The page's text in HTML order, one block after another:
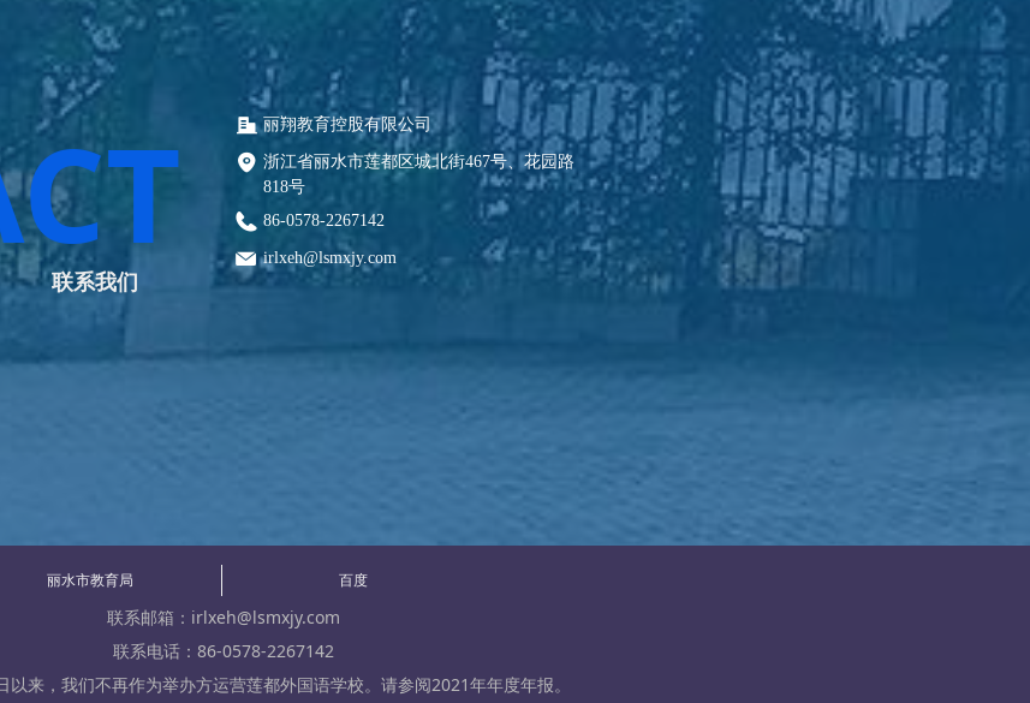
丽翔教育控股有限公司
浙江省丽水市莲都区城北街467号、花园路
818号
86-0578-2267142
irlxeh@lsmxjy.com
联系我们
联系邮箱：irlxeh@lsmxjy.com
联系电话：86-0578-2267142
以来，我们不再作为举办方运营莲都外国语学校。请参阅2021年年度年报。
丽水市教育局 百度